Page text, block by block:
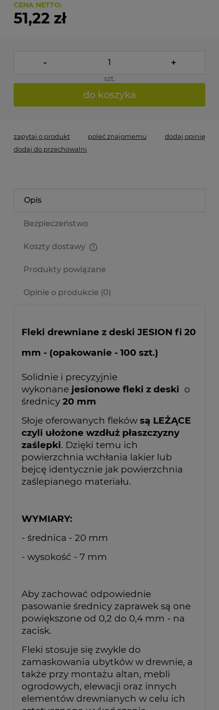
CENA NETTO:
51,22 zł
- +
szt.
do koszyka
zapytaj o produkt poleć znajomemu
dodaj opinię
dodaj do przechowalni
Opis
Bezpieczeństwo
Koszty dostawy
Produkty powiązane
Opinie o produkcie (0)
Fleki drewniane z deski JESION fi 20
mm - (opakowanie - 100 szt.)
Solidnie i precyzyjnie
wykonane jesionowe fleki z deski o
średnicy 20 mm
Słoje oferowanych fleków są LEŻĄCE
czyli ułożone wzdłuż płaszczyzny
zaślepki. Dzięki temu ich
powierzchnia wchłania lakier lub
bejcę identycznie jak powierzchnia
zaślepianego materiału.
WYMIARY:
- średnica - 20 mm
- wysokość - 7 mm
Aby zachować odpowiednie
pasowanie średnicy zaprawek są one
powiększone od 0,2 do 0,4 mm - na
zacisk.
Fleki stosuje się zwykle do
zamaskowania ubytków w drewnie, a
także przy montażu altan, mebli
ogrodowych, elewacji oraz innych
elementów drewnianych w celu ich